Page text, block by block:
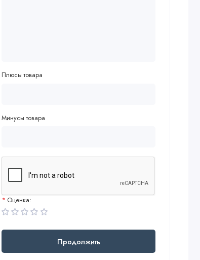
Плюсы товара
Минусы товара
Оценка:
Продолжить